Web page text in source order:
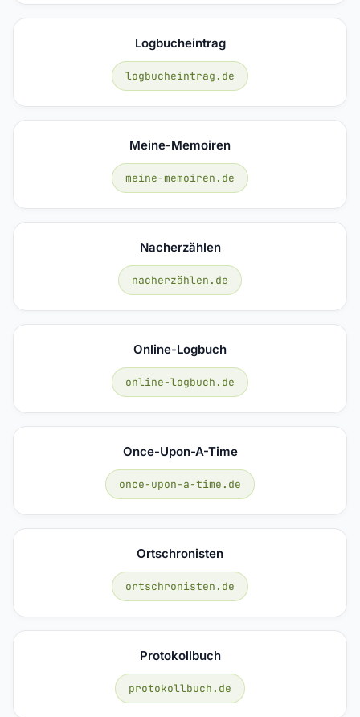
Logbucheintrag
logbucheintrag.de
Meine-Memoiren
meine-memoiren.de
Nacherzählen
nacherzählen.de
Online-Logbuch
online-logbuch.de
Once-Upon-A-Time
once-upon-a-time.de
Ortschronisten
ortschronisten.de
Protokollbuch
protokollbuch.de